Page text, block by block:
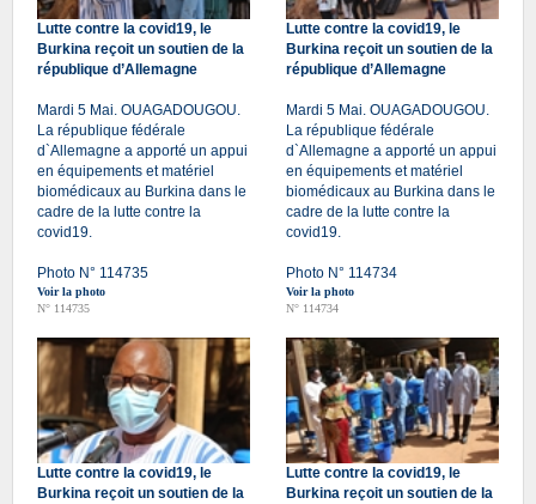
Lutte contre la covid19, le
Burkina reçoit un soutien de la
république d’Allemagne
Mardi 5 Mai. OUAGADOUGOU.
La république fédérale
d`Allemagne a apporté un appui
en équipements et matériel
biomédicaux au Burkina dans le
cadre de la lutte contre la
covid19.
Photo N° 114735
Voir la photo
N° 114735
Lutte contre la covid19, le
Burkina reçoit un soutien de la
république d’Allemagne
Mardi 5 Mai. OUAGADOUGOU.
La république fédérale
d`Allemagne a apporté un appui
en équipements et matériel
biomédicaux au Burkina dans le
cadre de la lutte contre la
covid19.
Photo N° 114734
Voir la photo
N° 114734
Lutte contre la covid19, le
Burkina reçoit un soutien de la
Lutte contre la covid19, le
Burkina reçoit un soutien de la